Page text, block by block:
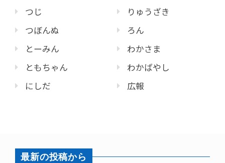
つじ
つぼんぬ
とーみん
ともちゃん
にしだ
りゅうざき
ろん
わかさま
わかばやし
広報
最新の投稿から